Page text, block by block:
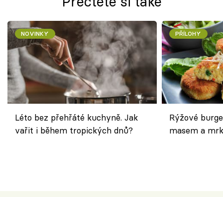
NOVINKY
Léto bez přehřáté kuchyně. Jak
vařit i během tropických dnů?
PŘÍLOHY
Rýžové
masem a